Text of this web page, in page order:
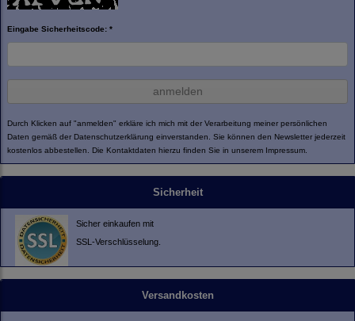
Eingabe Sicherheitscode: *
anmelden
Durch Klicken auf "anmelden" erkläre ich mich mit der Verarbeitung meiner persönlichen
Daten gemäß der Datenschutzerklärung einverstanden. Sie können den Newsletter jederzeit
kostenlos abbestellen. Die Kontaktdaten hierzu finden Sie in unserem Impressum.
Sicherheit
Sicher einkaufen mit
SSL-Verschlüsselung.
Versandkosten